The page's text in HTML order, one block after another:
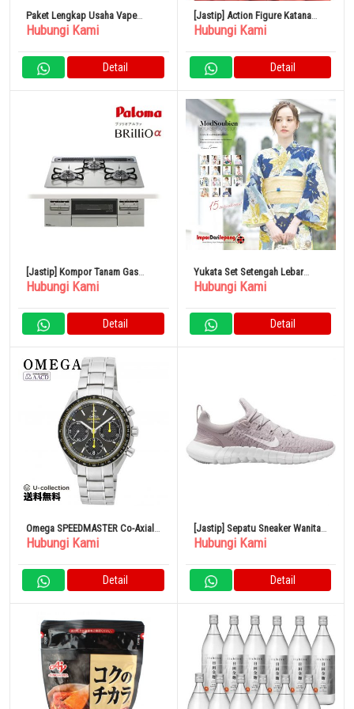
Paket Lengkap Usaha Vape
Store (Rokok Elektrik)
Hubungi Kami
Detail
[Jastip] Action Figure Katana
Brave Raphtalia “The Rising of
Hubungi Kami
Detail
[Jastip] Kompor Tanam Gas
Paloma PD-743WS-60GH Tinggi
Hubungi Kami
Detail
Yukata Set Setengah Lebar
Sabuk Dewasa
Hubungi Kami
Detail
Omega SPEEDMASTER Co-Axial
Jam Tangan Mewah Pria Abu-
Hubungi Kami
Detail
[Jastip] Sepatu Sneaker Wanita
Nike Free Run 5.0 Ukuran 24cm
Hubungi Kami
Detail